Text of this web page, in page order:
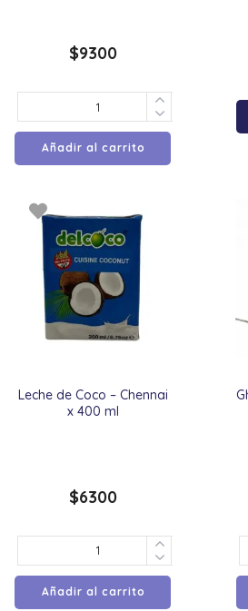
$9300
Añadir al carrito
Leche de Coco – Chennai
x 400 ml
$6300
Añadir al carrito